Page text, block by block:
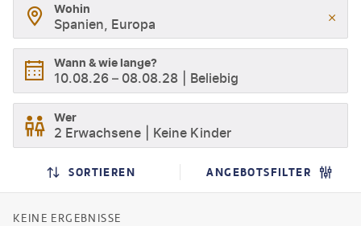
Wohin
Spanien, Europa
Wann & wie lange?
10.08.26 – 08.08.28 Beliebig
Wer
2 Erwachsene Keine Kinder
SORTIEREN ANGEBOTSFILTER
KEINE ERGEBNISSE